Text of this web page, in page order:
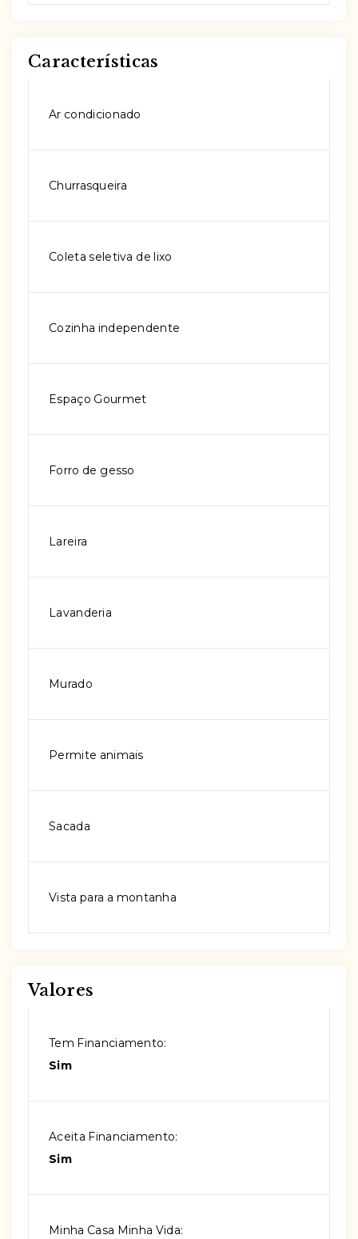
Características
Ar condicionado
Churrasqueira
Coleta seletiva de lixo
Cozinha independente
Espaço Gourmet
Forro de gesso
Lareira
Lavanderia
Murado
Permite animais
Sacada
Vista para a montanha
Valores
Tem Financiamento:
Sim
Aceita Financiamento:
Sim
Minha Casa Minha Vida: